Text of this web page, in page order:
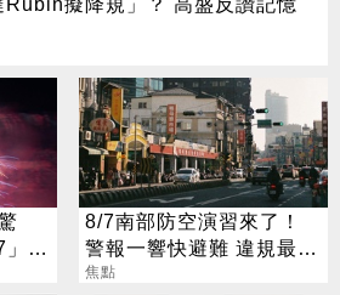
8/7南部防空演習來了！
警報一響快避難 違規最高
開罰15萬
焦點